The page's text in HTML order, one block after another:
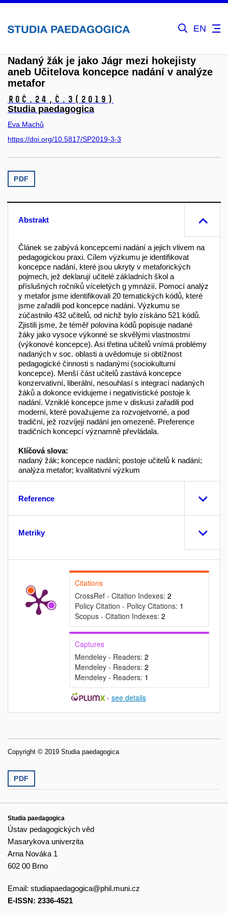
EN
Nadaný žák je jako Jágr mezi hokejisty
aneb Učitelova koncepce nadání v analýze
metafor
Roč.24, č.3 (2019)
Studia paedagogica
Eva Machů
https://doi.org/10.5817/SP2019-3-3
PDF
Abstrakt
Článek se zabývá koncepcemi nadání a jejich vlivem na
pedagogickou praxi. Cílem výzkumu je identifikovat
koncepce nadání, které jsou ukryty v metaforických
pojmech, jež deklarují učitelé základních škol a
příslušných ročníků víceletých g ymnázií. Pomocí analýz
y metafor jsme identifikovali 20 tematických kódů, které
jsme zařadili pod koncepce nadání. Výzkumu se
zúčastnilo 432 učitelů, od nichž bylo získáno 521 kódů.
Zjistili jsme, že téměř polovina kódů popisuje nadané
žáky jako vysoce výkonné se skvělými vlastnostmi
(výkonové koncepce). Asi třetina učitelů vnímá problémy
nadaných v soc. oblasti a uvědomuje si obtížnost
pedagogické činnosti s nadanými (sociokulturní
koncepce). Menší část učitelů zastává koncepce
konzervativní, liberální, nesouhlasí s integrací nadaných
žáků a dokonce evidujeme i negativistické postoje k
nadání. Vzniklé koncepce jsme v diskusi zařadili pod
moderní, které považujeme za rozvojetvorné, a pod
tradiční, jež rozvíjejí nadání jen omezeně. Preference
tradičních koncepcí významně převládala.
Klíčová slova:
nadaný žák; koncepce nadání; postoje učitelů k nadání;
analýza metafor; kvalitativní výzkum
Reference
Metriky
Citations
CrossRef - Citation Indexes: 2
Policy Citation - Policy Citations: 1
Scopus - Citation Indexes: 2
Captures
Mendeley - Readers: 2
Mendeley - Readers: 2
Mendeley - Readers: 1
- see details
Copyright © 2019 Studia paedagogica
PDF
Studia paedagogica
Ústav pedagogických věd
Masarykova univerzita
Arna Nováka 1
602 00 Brno
Email: studiapaedagogica@phil.muni.cz
E-ISSN: 2336-4521